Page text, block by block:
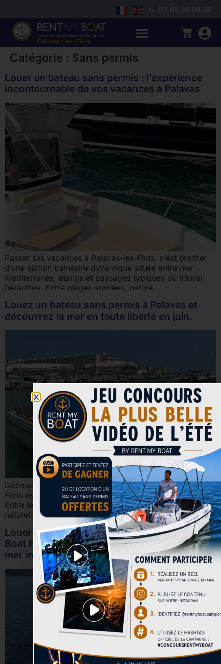
07 65 26 98 28
Catégorie : Sans permis
Louer un bateau sans permis : l’expérience
incontournable de vos vacances à Palavas
Passer ses vacances à Palavas-les-Flots, c’est profiter
d’une station balnéaire dynamique située entre mer
Méditerranée, étangs et paysages typiques du littoral
héraultais. Entre plages animées, nature…
Louez un bateau sans permis à Palavas et
découvrez la mer en toute liberté en juin.
Découvrir la mer en bateau sans permis à Palavas-les-
Flots est une expérience particulièrement agréable.
Entre les eaux calmes de la Méditerranée, les paysages
naturels du littoral et les longues…
Louer un bateau sans permis avec Rent My
Boat Palavas pour vivre une expérience en
mer inoubliable